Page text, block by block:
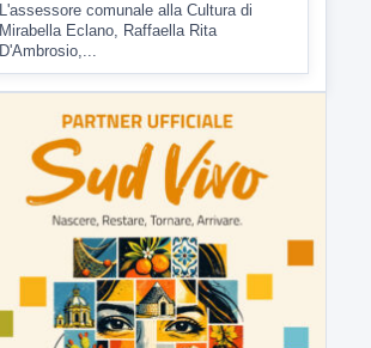
L'assessore comunale alla Cultura di
Mirabella Eclano, Raffaella Rita
D'Ambrosio,...